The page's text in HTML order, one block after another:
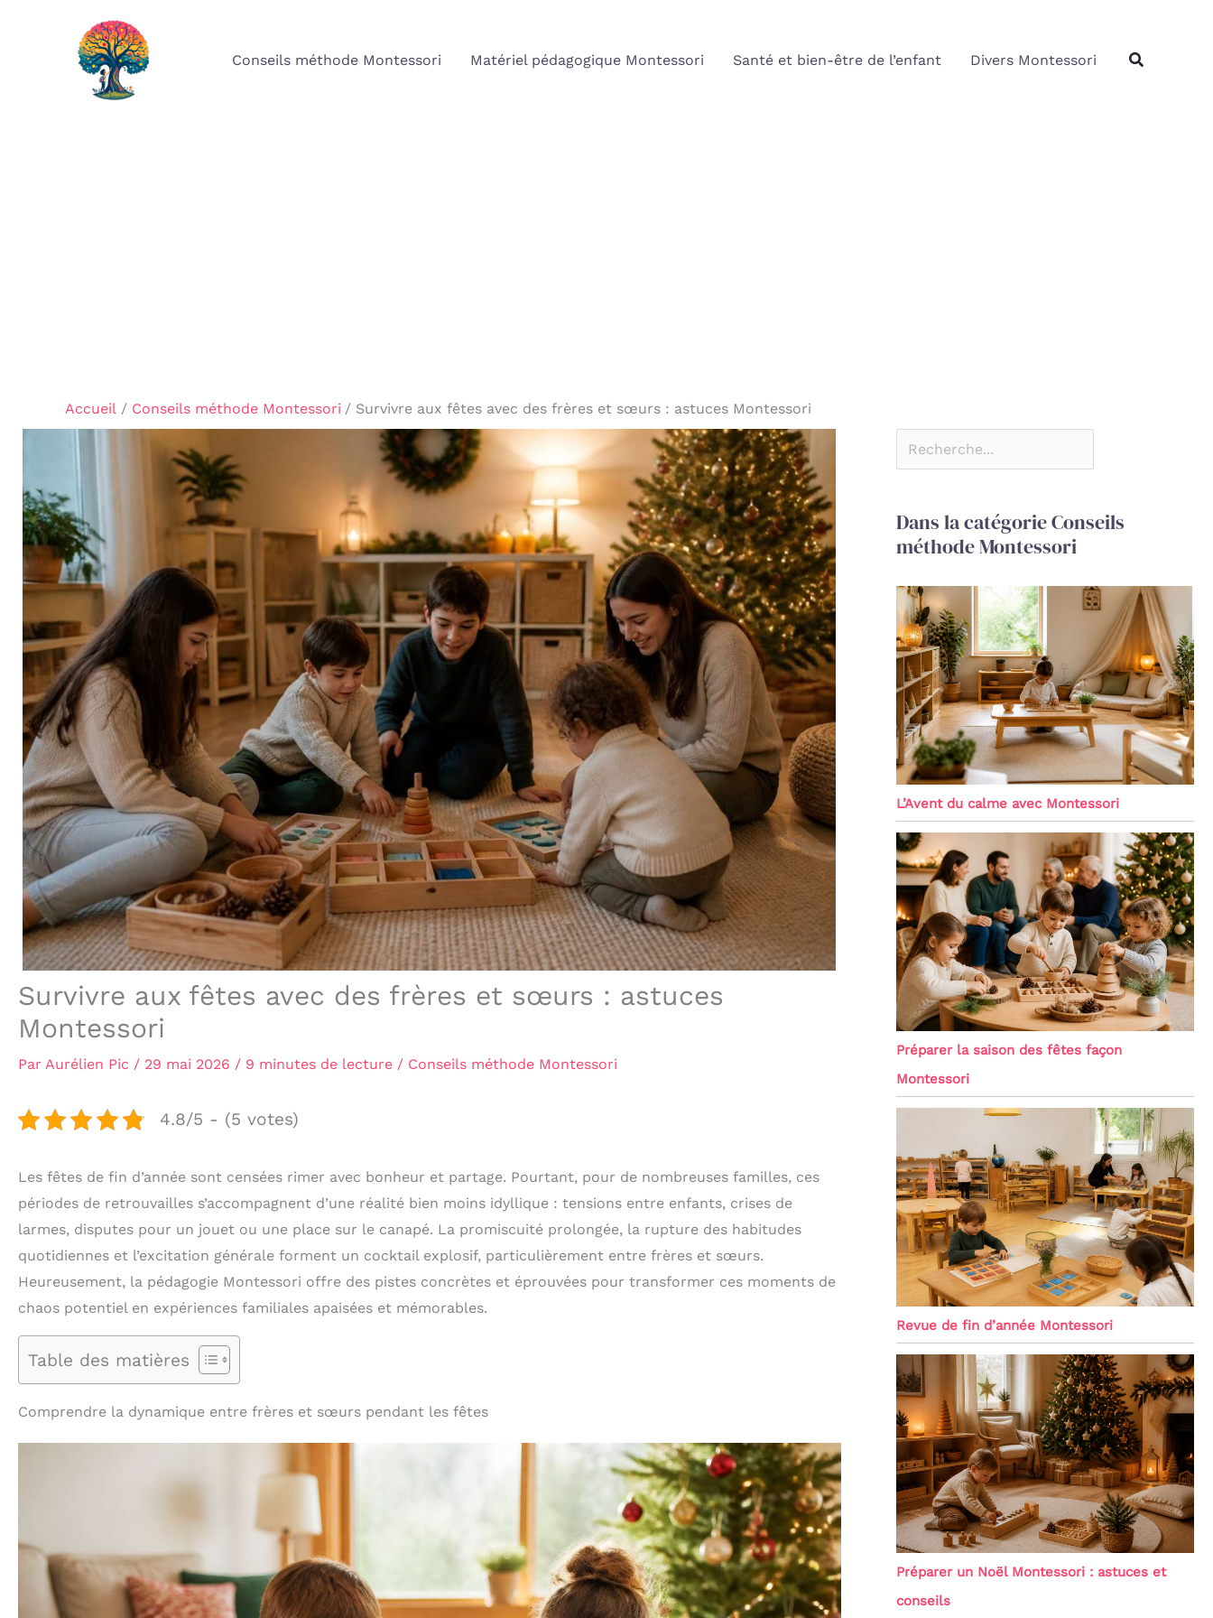
Conseils méthode Montessori Matériel pédagogique Montessori Santé et bien-être de l’enfant Divers Montessori
Accueil Conseils méthode Montessori Survivre aux fêtes avec des frères et sœurs : astuces Montessori
Survivre aux fêtes avec des frères et sœurs : astuces
Montessori
Par Aurélien Pic / 29 mai 2026 / 9 minutes de lecture / Conseils méthode Montessori
4.8/5 - (5 votes)
Les fêtes de fin d’année sont censées rimer avec bonheur et partage. Pourtant, pour de nombreuses familles, ces
périodes de retrouvailles s’accompagnent d’une réalité bien moins idyllique : tensions entre enfants, crises de
larmes, disputes pour un jouet ou une place sur le canapé. La promiscuité prolongée, la rupture des habitudes
quotidiennes et l’excitation générale forment un cocktail explosif, particulièrement entre frères et sœurs.
Heureusement, la pédagogie Montessori offre des pistes concrètes et éprouvées pour transformer ces moments de
chaos potentiel en expériences familiales apaisées et mémorables.
Table des matières
Comprendre la dynamique entre frères et sœurs pendant les fêtes
Dans la catégorie Conseils
méthode Montessori
L’Avent du calme avec Montessori
Préparer la saison des fêtes façon
Montessori
Revue de fin d’année Montessori
Préparer un Noël Montessori : astuces et
conseils